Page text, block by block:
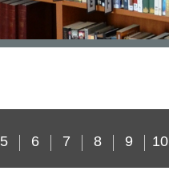
5 6 7 8 9 10